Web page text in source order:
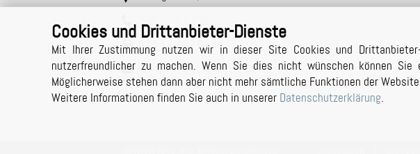
Cookies und Drittanbieter-Dienste
Mit Ihrer Zustimmung nutzen wir in dieser Site Cookies und
nutzerfreundlicher zu machen. Wenn Sie dies nicht wünschen können
Möglicherweise stehen dann aber nicht mehr sämtliche Funktionen der
Weitere Informationen finden Sie auch in unserer Datenschutzerklärung.
0 25 1 - 4 82 04-40
sekretariat@bpg-muenster.de